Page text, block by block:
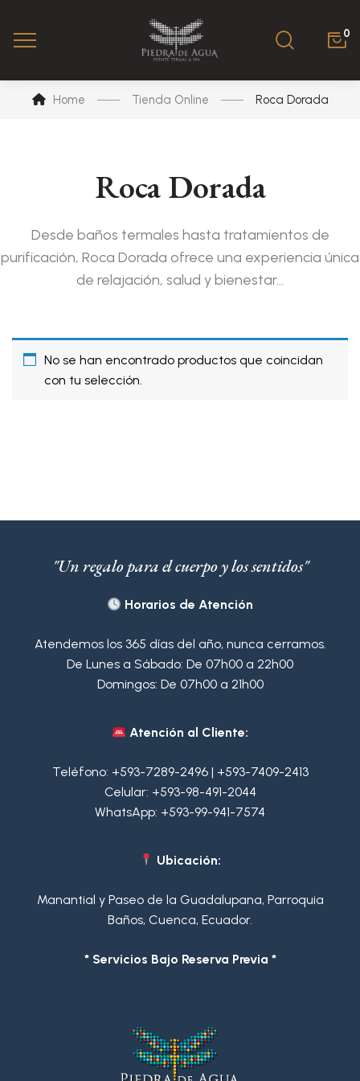
0
Home Tienda Online Roca Dorada
Roca Dorada
Desde baños termales hasta tratamientos de
purificación, Roca Dorada ofrece una experiencia única
de relajación, salud y bienestar…
No se han encontrado productos que coincidan
con tu selección.
"Un regalo para el cuerpo y los sentidos"
Horarios de Atención
Atendemos los 365 días del año, nunca cerramos.
De Lunes a Sábado: De 07h00 a 22h00
Domingos: De 07h00 a 21h00
Atención al Cliente:
Teléfono: +593-7289-2496| +593-7409-2413
Celular: +593-98-491-2044
WhatsApp: +593-99-941-7574
Ubicación:
Manantial y Paseo de la Guadalupana, Parroquia
Baños, Cuenca, Ecuador.
* Servicios Bajo Reserva Previa *